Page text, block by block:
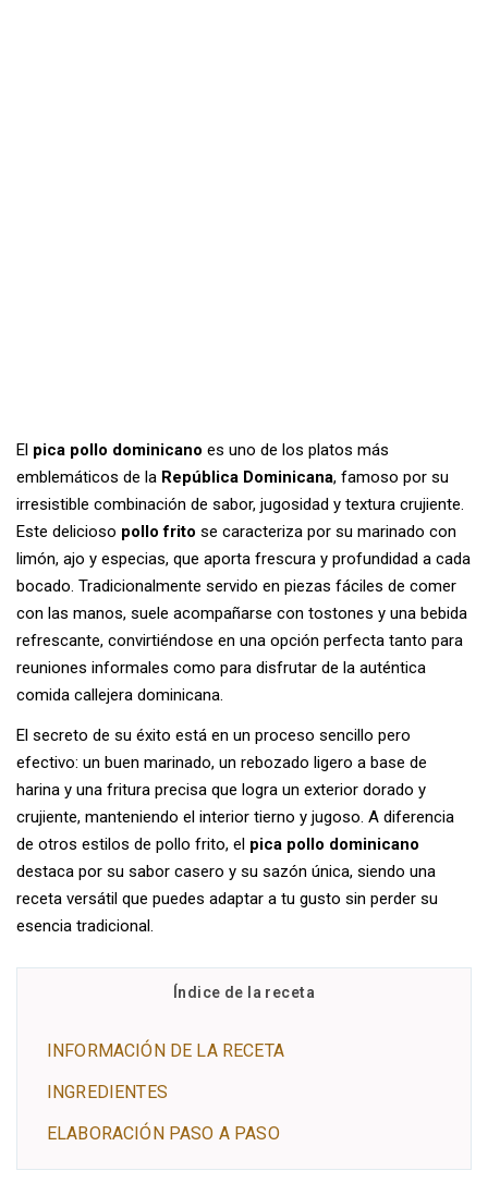
El pica pollo dominicano es uno de los platos más
emblemáticos de la República Dominicana, famoso por su
irresistible combinación de sabor, jugosidad y textura crujiente.
Este delicioso pollo frito se caracteriza por su marinado con
limón, ajo y especias, que aporta frescura y profundidad a cada
bocado. Tradicionalmente servido en piezas fáciles de comer
con las manos, suele acompañarse con tostones y una bebida
refrescante, convirtiéndose en una opción perfecta tanto para
reuniones informales como para disfrutar de la auténtica
comida callejera dominicana.
El secreto de su éxito está en un proceso sencillo pero
efectivo: un buen marinado, un rebozado ligero a base de
harina y una fritura precisa que logra un exterior dorado y
crujiente, manteniendo el interior tierno y jugoso. A diferencia
de otros estilos de pollo frito, el pica pollo dominicano
destaca por su sabor casero y su sazón única, siendo una
receta versátil que puedes adaptar a tu gusto sin perder su
esencia tradicional.
Índice de la receta
INFORMACIÓN DE LA RECETA
INGREDIENTES
ELABORACIÓN PASO A PASO